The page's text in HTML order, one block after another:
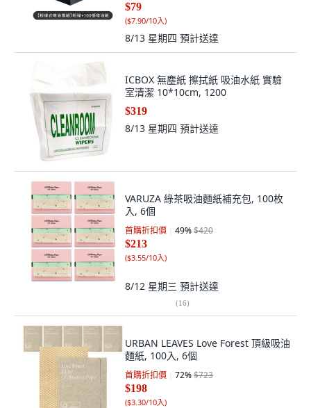
$79
($7.90/10入)
8/13 星期四 預計送達
ICBOX 無塵紙 擦拭紙 吸油水紙 實驗
室清潔 10*10cm, 1200
$319
8/13 星期四 預計送達
VARUZA 綠茶吸油麵紙補充包, 100枚
入, 6個
首購折扣價 49%$420
$213
($3.55/10入)
8/12 星期三 預計送達
(16)
URBAN LEAVES Love Forest 頂級吸油
麵紙, 100入, 6個
首購折扣價 72%$723
$198
($3.30/10入)